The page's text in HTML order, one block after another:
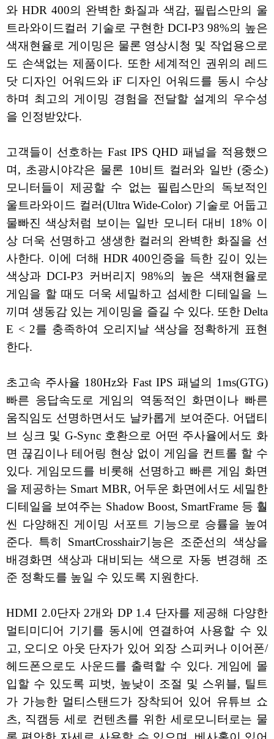
와 HDR 400의 완벽한 화질과 색감, 필립스만의 울
트라와이드컬러 기술로 구현한 DCI-P3 98%의 높은
색재현율로 게이밍은 물론 영상시청 및 작업용으로
도 손색없는 제품이다. 또한 세계적인 권위의 레드
닷 디자인 어워드와 iF 디자인 어워드를 동시 수상
하며 최고의 게이밍 경험을 전달할 설계의 우수성
을 인정받았다.
고객들이 선호하는 Fast IPS QHD 패널을 적용했으
며, 초광시야각은 물론 10비트 컬러와 일반 (중소)
모니터들이 제공할 수 없는 필립스만의 독보적인
울트라와이드 컬러(Ultra Wide-Color) 기술로 어둡고
물빠진 색상처럼 보이는 일반 모니터 대비 18% 이
상 더욱 선명하고 생생한 컬러의 완벽한 화질을 선
사한다. 이에 더해 HDR 400인증을 득한 깊이 있는
색상과 DCI-P3 커버리지 98%의 높은 색재현율로
게임을 할 때도 더욱 세밀하고 섬세한 디테일을 느
끼며 생동감 있는 게이밍을 즐길 수 있다. 또한 Delta
E < 2를 충족하여 오리지날 색상을 정확하게 표현
한다.
초고속 주사율 180Hz와 Fast IPS 패널의 1ms(GTG)
빠른 응답속도로 게임의 역동적인 화면이나 빠른
움직임도 선명하면서도 날카롭게 보여준다. 어댑티
브 싱크 및 G-Sync 호환으로 어떤 주사율에서도 화
면 끊김이나 테어링 현상 없이 게임을 컨트롤 할 수
있다. 게임모드를 비롯해 선명하고 빠른 게임 화면
을 제공하는 Smart MBR, 어두운 화면에서도 세밀한
디테일을 보여주는 Shadow Boost, SmartFrame 등 훨
씬 다양해진 게이밍 서포트 기능으로 승률을 높여
준다. 특히 SmartCrosshair기능은 조준선의 색상을
배경화면 색상과 대비되는 색으로 자동 변경해 조
준 정확도를 높일 수 있도록 지원한다.
HDMI 2.0단자 2개와 DP 1.4 단자를 제공해 다양한
멀티미디어 기기를 동시에 연결하여 사용할 수 있
고, 오디오 아웃 단자가 있어 외장 스피커나 이어폰/
헤드폰으로도 사운드를 출력할 수 있다. 게임에 몰
입할 수 있도록 피벗, 높낮이 조절 및 스위블, 틸트
가 가능한 멀티스탠드가 장착되어 있어 유튜브 쇼
츠, 직캠등 세로 컨텐츠를 위한 세로모니터로는 물